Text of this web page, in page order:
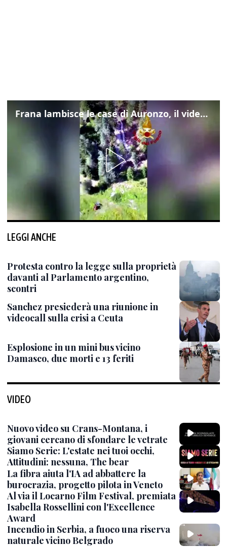
Frana lambisce le case di Auronzo, il video dall'elicottero dei vigili del fuoco
LEGGI ANCHE
Protesta contro la legge sulla proprietà
davanti al Parlamento argentino,
scontri
Sanchez presiederà una riunione in
videocall sulla crisi a Ceuta
Esplosione in un mini bus vicino
Damasco, due morti e 13 feriti
VIDEO
Nuovo video su Crans-Montana, i
giovani cercano di sfondare le vetrate
Siamo Serie: L'estate nei tuoi occhi,
Attitudini: nessuna, The bear
La fibra aiuta l'IA ad abbattere la
burocrazia, progetto pilota in Veneto
Al via il Locarno Film Festival, premiata
Isabella Rossellini con l'Excellence
Award
Incendio in Serbia, a fuoco una riserva
naturale vicino Belgrado